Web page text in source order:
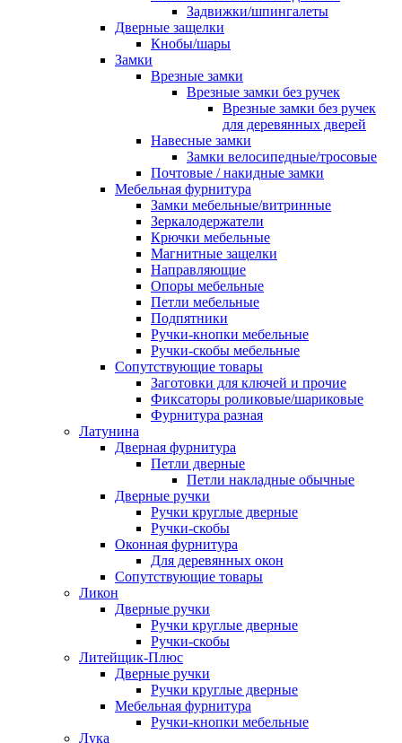
Задвижки/шпингалеты
Дверные защелки
Кнобы/шары
Замки
Врезные замки
Врезные замки без ручек
Врезные замки без ручек
для деревянных дверей
Навесные замки
Замки велосипедные/тросовые
Почтовые / накидные замки
Мебельная фурнитура
Замки мебельные/витринные
Зеркалодержатели
Крючки мебельные
Магнитные защелки
Направляющие
Опоры мебельные
Петли мебельные
Подпятники
Ручки-кнопки мебельные
Ручки-скобы мебельные
Сопутствующие товары
Заготовки для ключей и прочие
Фиксаторы роликовые/шариковые
Фурнитура разная
Латунина
Дверная фурнитура
Петли дверные
Петли накладные обычные
Дверные ручки
Ручки круглые дверные
Ручки-скобы
Оконная фурнитура
Для деревянных окон
Сопутствующие товары
Ликон
Дверные ручки
Ручки круглые дверные
Ручки-скобы
Литейщик-Плюс
Дверные ручки
Ручки круглые дверные
Мебельная фурнитура
Ручки-кнопки мебельные
Лука